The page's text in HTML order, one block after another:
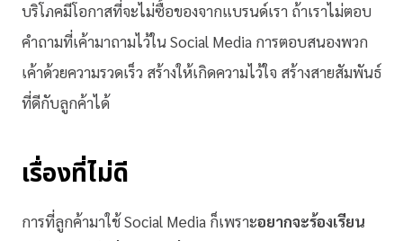
บริโภคมีโอกาสที่จะไม่ซื้อของจากแบรนด์เรา ถ้าเราไม่ตอบ
คำถามที่เค้ามาถามไว้ใน Social Media การตอบสนองพวก
เค้าด้วยความรวดเร็ว สร้างให้เกิดความไว้ใจ สร้างสายสัมพันธ์
ที่ดีกับลูกค้าได้
เรื่องที่ไม่ดี
การที่ลูกค้ามาใช้ Social Media ก็เพราะอยากจะร้องเรียน